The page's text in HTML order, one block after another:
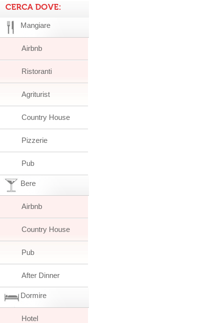
CERCA DOVE:
Mangiare
Airbnb
Ristoranti
Agriturist
Country House
Pizzerie
Pub
Bere
Airbnb
Country House
Pub
After Dinner
Dormire
Hotel